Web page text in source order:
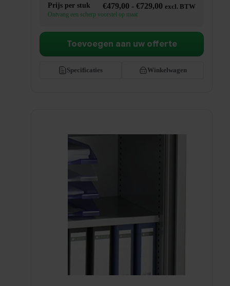
Prijs per stuk €479,00 - €729,00 Prijsklasse:
€729,00
excl. BTW
Ontvang een scherp voorstel op maat
Specificaties Winkelwagen
Toevoegen aan uw offerte